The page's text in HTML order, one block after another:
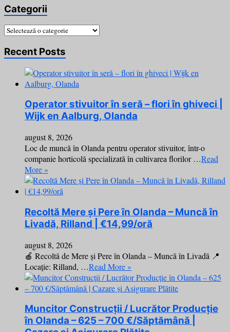
Categorii
Categorii
Recent Posts
Operator stivuitor în seră – flori în ghiveci |
Wijk en Aalburg, Olanda
august 8, 2026
Loc de muncă în Olanda pentru operator stivuitor, într-o
companie horticolă specializată în cultivarea florilor …Read
More »
Recoltă Mere și Pere în Olanda – Muncă în
Livadă, Rilland | €14,99/oră
august 8, 2026
🍎 Recoltă de Mere și Pere în Olanda – Muncă în Livadă 📍
Locație: Rilland, …Read More »
Muncitor Construcții / Lucrător Producție
în Olanda – 625 – 700 €/Săptămână |